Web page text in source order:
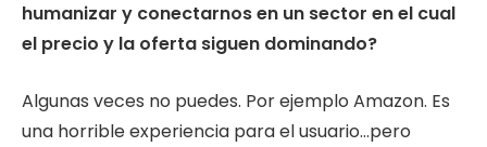
humanizar y conectarnos en un sector en el cual
el precio y la oferta siguen dominando?
Algunas veces no puedes. Por ejemplo Amazon. Es
una horrible experiencia para el usuario…pero